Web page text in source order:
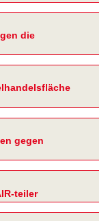
die
gegen
teiler